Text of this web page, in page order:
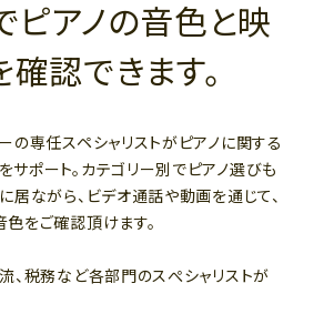
ピアノの音色と映
確認できます。
の専任スペシャリストがピアノに関する
サポート。カテゴリー別でピアノ選びも
居ながら、ビデオ通話や動画を通じて、
色をご確認頂けます。
、税務など各部門のスぺシャリストが